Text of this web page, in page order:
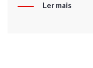
Ler mais